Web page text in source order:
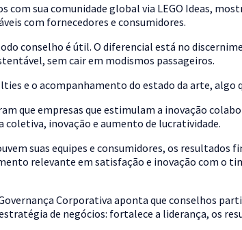
com sua comunidade global via LEGO Ideas,
com fornecedores e consumidores.
conselho é útil. O diferencial está no
sem cair em modismos passageiros.
e o acompanhamento do estado da arte,
que empresas que estimulam a inovação
coletiva, inovação e aumento de lucratividade.
suas equipes e consumidores, os
relevante em satisfação e inovação com
Corporativa aponta que conselhos
de negócios: fortalece a liderança, os